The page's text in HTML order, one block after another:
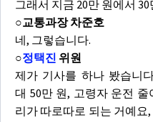
그래서 지금 20만 원에서
○교통과장 차준호
네, 그렇습니다.
○정택진 위원
제가 기사를 하나 봤습니
대 50만 원, 고령자 운전
리가 따로따로 되는 거예요